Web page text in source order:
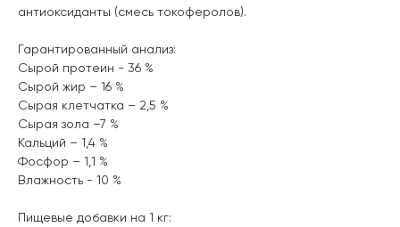
антиоксиданты (смесь токоферолов).
Гарантированный анализ:
Сырой протеин - 36 %
Сырой жир – 16 %
Сырая клетчатка – 2,5 %
Сырая зола –7 %
Кальций – 1,4 %
Фосфор – 1,1 %
Влажность - 10 %
Пищевые добавки на 1 кг: